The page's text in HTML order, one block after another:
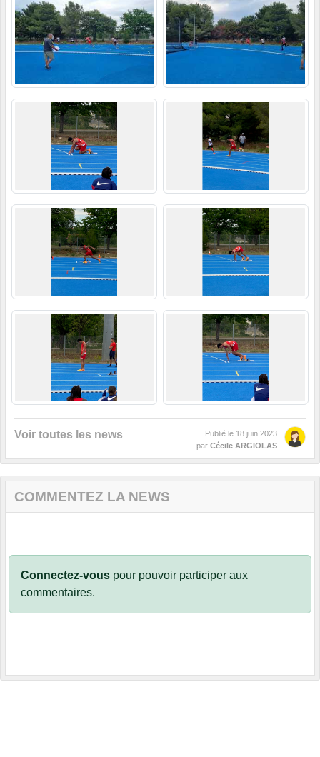
Voir toutes les news Publié le 18 juin 2023
par Cécile ARGIOLAS
COMMENTEZ LA NEWS
Connectez-vous pour pouvoir participer aux
commentaires.